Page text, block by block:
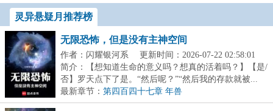
灵异悬疑月推荐榜
无限恐怖，但是没有主神空间
作者：闪耀银河系
更新时间：2026-07-22 02:58:01
简介：【想知道生命的意义吗？想真的活着吗？】【是/
否】罗天点下了是。“然后呢？”“然后我的存款就被...
最新章节： 第四百四十七章 年兽